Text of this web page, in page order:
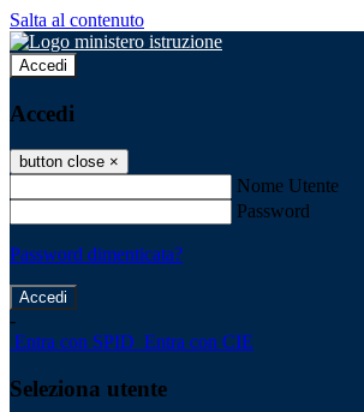
Salta al contenuto
Accedi
Accedi
button close ×
Nome Utente
Password
Password dimenticata?
-
Entra con SPID Entra con CIE
Seleziona utente